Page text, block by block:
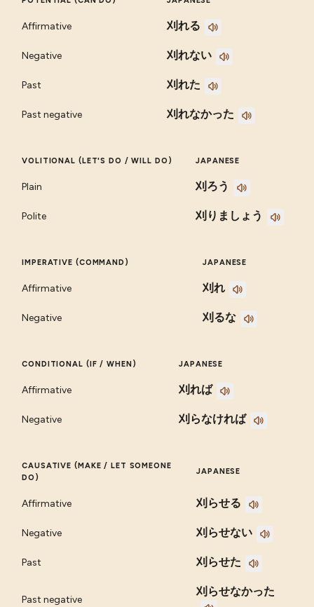
Affirmative 刈れる
Negative 刈れない
Past 刈れた
Past negative 刈れなかった
VOLITIONAL (LET'S DO / WILL DO) JAPANESE
Plain 刈ろう
Polite 刈りましょう
IMPERATIVE (COMMAND) JAPANESE
Affirmative 刈れ
Negative 刈るな
CONDITIONAL (IF / WHEN) JAPANESE
Affirmative 刈れば
Negative 刈らなければ
CAUSATIVE (MAKE / LET SOMEONE
DO)
JAPANESE
Affirmative 刈らせる
Negative 刈らせない
Past 刈らせた
Past negative
刈らせなかった